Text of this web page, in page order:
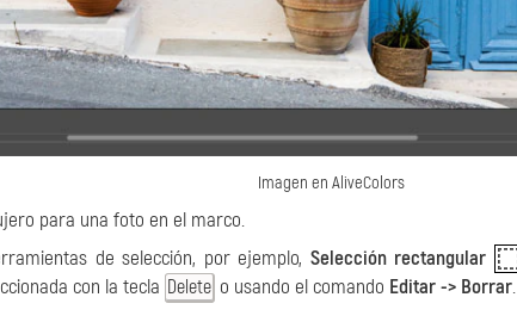
Imagen en AliveColors
para una foto en el marco.
de selección, por ejemplo, Selección rectangular
con la tecla Delete o usando el comando Editar -> Borrar.